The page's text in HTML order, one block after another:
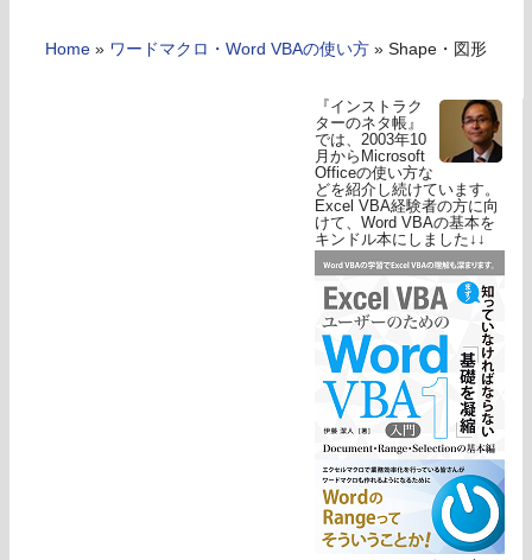
Home » ワードマクロ・Word VBAの使い方 » Shape・図形
『インストラク
ターのネタ帳』
では、2003年10
月からMicrosoft
Officeの使い方な
どを紹介し続けています。
Excel VBA経験者の方に向
けて、Word VBAの基本を
キンドル本にしました↓↓